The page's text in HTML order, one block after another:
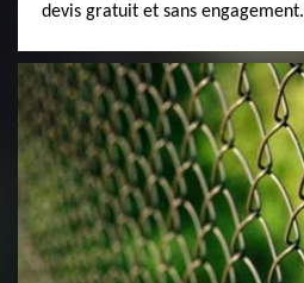
devis gratuit et sans engagement.